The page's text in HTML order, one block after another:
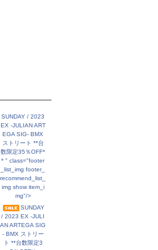
SUNDAY / 2023
EX -JULIAN ART
EGA SIG- BMX
ストリート **台
数限定35％OFF*
* " class="footer
_list_img footer_
recommend_list_
img show item_i
mg"/>
SUNDAY
/ 2023 EX -JULI
AN ARTEGA SIG
- BMX ストリー
ト **台数限定3